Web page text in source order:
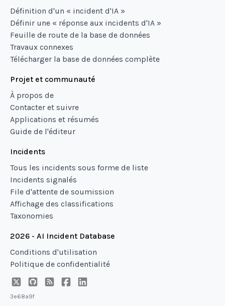
Définition d'un « incident d'IA »
Définir une « réponse aux incidents d'IA »
Feuille de route de la base de données
Travaux connexes
Télécharger la base de données complète
Projet et communauté
À propos de
Contacter et suivre
Applications et résumés
Guide de l'éditeur
Incidents
Tous les incidents sous forme de liste
Incidents signalés
File d'attente de soumission
Affichage des classifications
Taxonomies
2026 - AI Incident Database
Conditions d'utilisation
Politique de confidentialité
3e68a9f